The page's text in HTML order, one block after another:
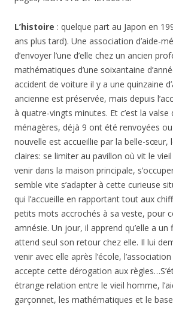
L’histoire : quelque part au Japon en
ans plus tard). Une association d’aide-
d’envoyer l’une d’elle chez un ancien
mathématiques d’une soixantaine
accident de voiture il y a une quinzaine
ancienne est préservée, mais depuis
à quatre-vingts minutes. Et c’est la valse
ménagères, déjà 9 ont été renvoyées
nouvelle est accueillie par la belle-sœur,
claires: se limiter au pavillon où vit le
venir dans la maison principale,
semble vite s’adapter à cette curieuse
qui l’accueille en rapportant tout aux
petits mots accrochés à sa veste, pour
amnésie. Un jour, il apprend qu’elle a un
attend seul son retour chez elle. Il lui
venir avec elle après l’école,
accepte cette dérogation aux
étrange relation entre le vieil homme,
garçonnet, les mathématiques et le